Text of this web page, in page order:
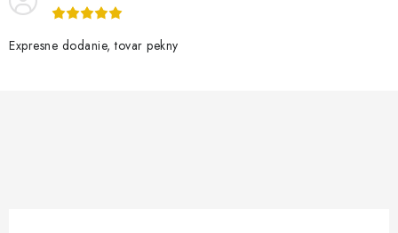
Expresne dodanie, tovar pekny